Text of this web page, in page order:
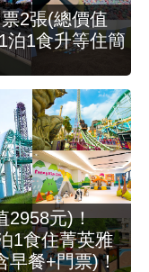
2張(總價值
泊1食升等住簡
2958元)！
1食住菁英雅
早餐+門票)！